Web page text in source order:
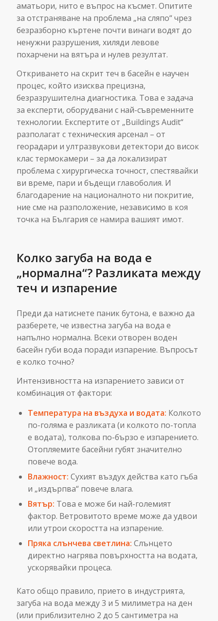
аматьори, нито е въпрос на късмет. Опитите
за отстраняване на проблема „на сляпо“ чрез
безразборно къртене почти винаги водят до
ненужни разрушения, хиляди левове
похарчени на вятъра и нулев резултат.
Откриването на скрит теч в басейн е научен
процес, който изисква прецизна,
безразрушителна диагностика. Това е задача
за експерти, оборудвани с най-съвременните
технологии. Експертите от „Buildings Audit“
разполагат с техническия арсенал – от
георадари и ултразвукови детектори до висок
клас термокамери – за да локализират
проблема с хирургическа точност, спестявайки
ви време, пари и бъдещи главоболия. И
благодарение на националното ни покритие,
ние сме на разположение, независимо в коя
точка на България се намира вашият имот.
Колко загуба на вода е
„нормална“? Разликата между
теч и изпарение
Преди да натиснете паник бутона, е важно да
разберете, че известна загуба на вода е
напълно нормална. Всеки отворен воден
басейн губи вода поради изпарение. Въпросът
е колко точно?
Интензивността на изпарението зависи от
комбинация от фактори:
Температура на въздуха и водата: Колкото
по-голяма е разликата (и колкото по-топла
е водата), толкова по-бързо е изпарението.
Отопляемите басейни губят значително
повече вода.
Влажност: Сухият въздух действа като гъба
и „издърпва“ повече влага.
Вятър: Това е може би най-големият
фактор. Ветровитото време може да удвои
или утрои скоростта на изпарение.
Пряка слънчева светлина: Слънцето
директно нагрява повърхността на водата,
ускорявайки процеса.
Като общо правило, прието в индустрията,
загуба на вода между 3 и 5 милиметра на ден
(или приблизително 2 до 5 сантиметра на